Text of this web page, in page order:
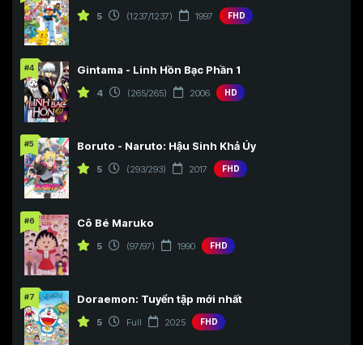
5 (1237/1237) 1997 FHD
#4 Gintama - Linh Hồn Bạc Phần 1
4 (265/265) 2006 HD
#5 Boruto - Naruto: Hậu Sinh Khả Úy
5 (293/293) 2017 FHD
#6 Cô Bé Maruko
5 (97/97) 1990 FHD
#7 Doraemon: Tuyển tập mới nhất
5 Full 2025 FHD